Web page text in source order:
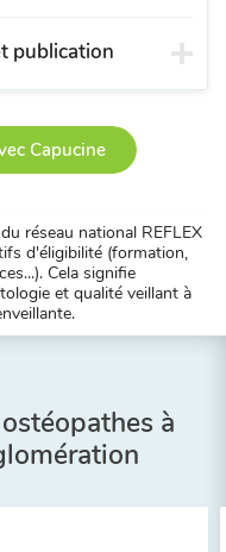
publication
Capucine
réseau national REFLEX
d'éligibilité (formation,
Cela signifie
et qualité veillant à
à